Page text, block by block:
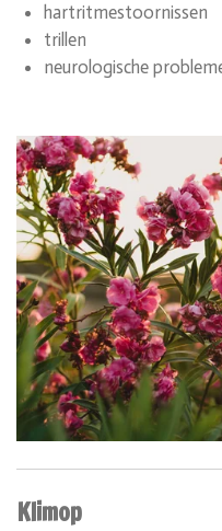
hartritmestoornissen
trillen
neurologische
Klimop